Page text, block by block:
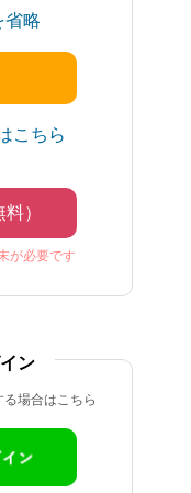
省略
こちら
）
が必要です
場合はこちら
ン